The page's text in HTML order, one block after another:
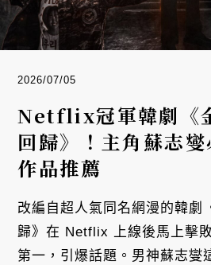
2026/07/05
Netflix冠軍韓劇《
回歸》！主角蘇志
作品推薦
改編自超人氣同名網漫的韓劇
歸》在 Netflix 上線後馬上擊
第一，引爆話題。男神蘇志燮